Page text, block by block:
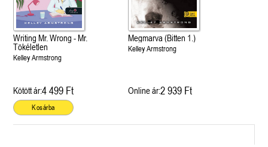
Writing Mr. Wrong - Mr.
Tökéletlen
Kelley Armstrong
Kötött ár:4 499 Ft
Kosárba
Megmarva (Bitten 1.)
Kelley Armstrong
Online ár:2 939 Ft